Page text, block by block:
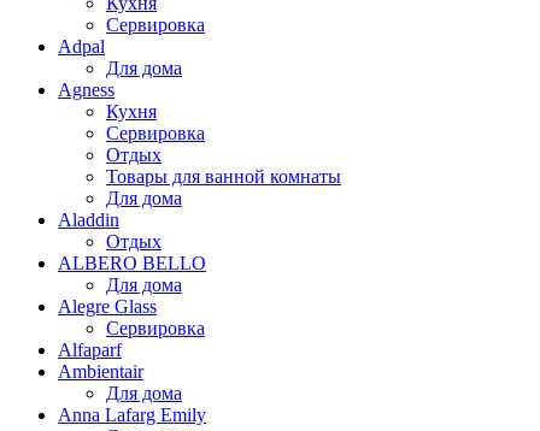
Сервировка
Adpal
Для дома
Agness
Кухня
Сервировка
Отдых
Товары для ванной комнаты
Для дома
Aladdin
Отдых
ALBERO BELLO
Для дома
Alegre Glass
Сервировка
Alfaparf
Ambientair
Для дома
Anna Lafarg Emily